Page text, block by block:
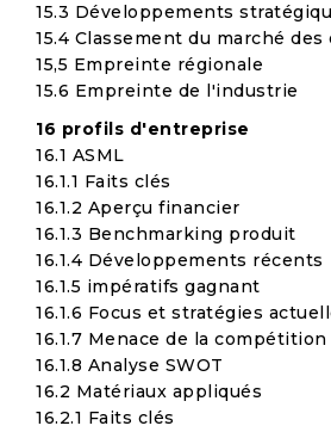
15.3 Développements
15.4 Classement du marché
15,5 Empreinte régionale
15.6 Empreinte de l'industrie
16 profils d'entreprise
16.1 ASML
16.1.1 Faits clés
16.1.2 Aperçu financier
16.1.3 Benchmarking produit
16.1.4 Développements récents
16.1.5 impératifs gagnant
16.1.6 Focus et stratégies
16.1.7 Menace de la compétition
16.1.8 Analyse SWOT
16.2 Matériaux appliqués
16.2.1 Faits clés